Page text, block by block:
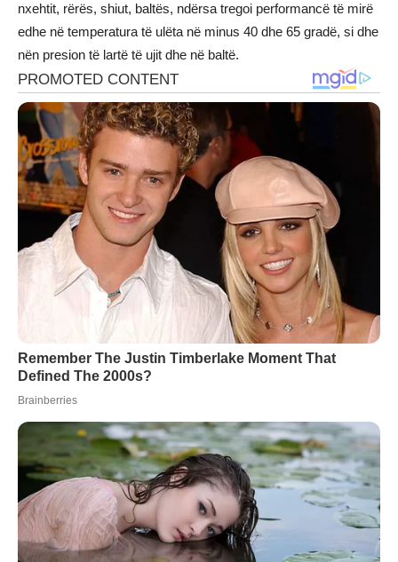
nxehtit, rërës, shiut, baltës, ndërsa tregoi performancë të mirë
edhe në temperatura të ulëta në minus 40 dhe 65 gradë, si dhe
nën presion të lartë të ujit dhe në baltë.